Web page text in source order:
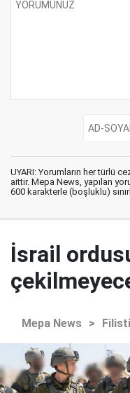
UYARI: Yorumların her türlü
aittir. Mepa News, yapılan
600 karakterle (boşluklu)
İsrail
Mepa News >